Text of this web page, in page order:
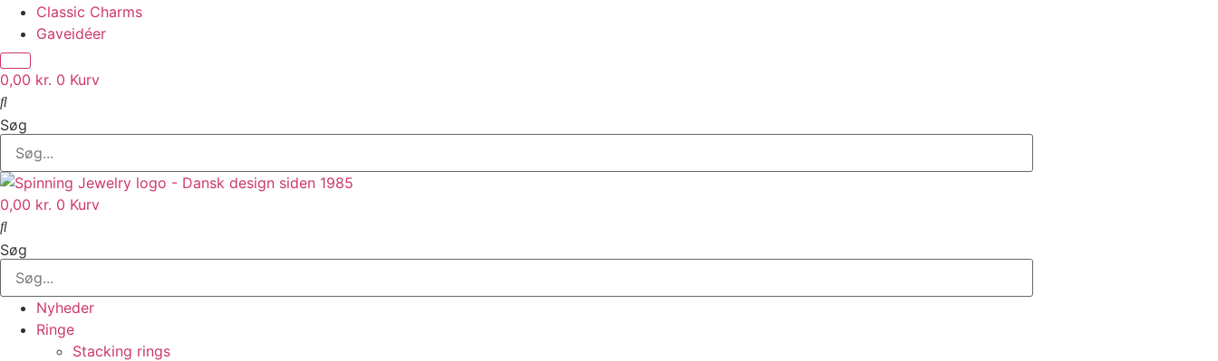
Classic Charms
Gaveidéer
0,00 kr. 0 Kurv
Søg
0,00 kr. 0 Kurv
Søg
Nyheder
Ringe
Stacking rings